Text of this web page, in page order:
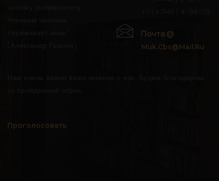
Почта @
Muk.cbs@mail.ru
Проголосовать